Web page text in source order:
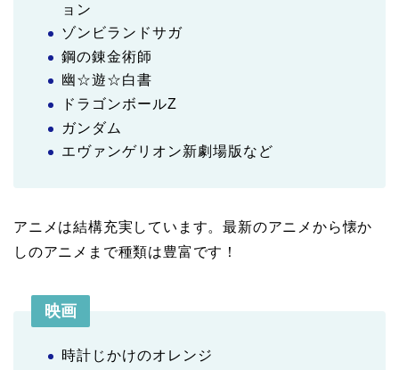
ョン
ゾンビランドサガ
鋼の錬金術師
幽☆遊☆白書
ドラゴンボールZ
ガンダム
エヴァンゲリオン新劇場版など
アニメは結構充実しています。最新のアニメから懐か
しのアニメまで種類は豊富です！
映画
時計じかけのオレンジ